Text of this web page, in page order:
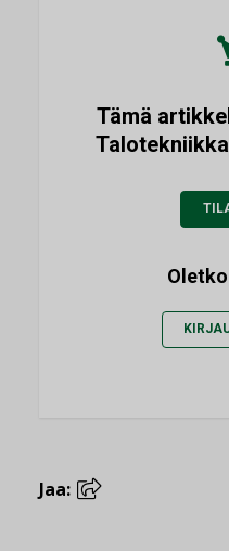
Tämä
Jaa: